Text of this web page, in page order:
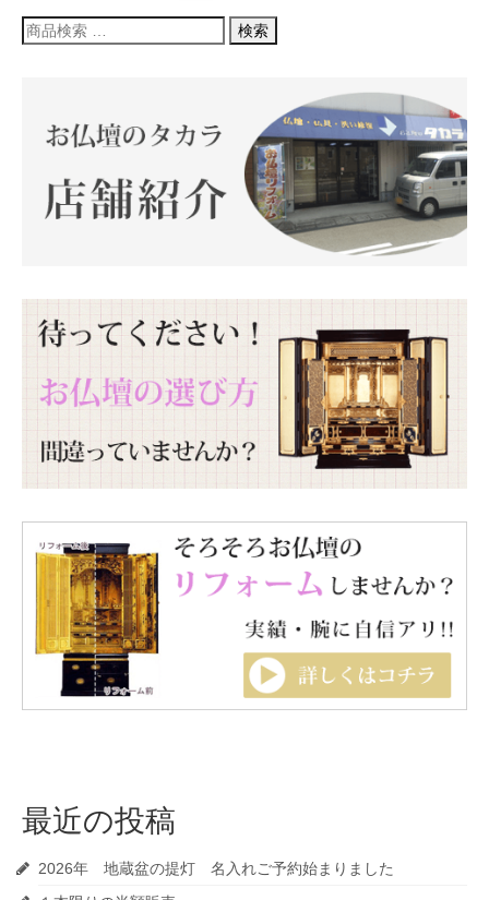
稿
ゲ
ー
ン
検
索
検索
最近の投稿
2026年 地蔵盆の提灯 名入れご予約始まりました